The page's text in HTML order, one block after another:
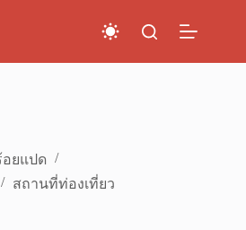
ยแปด
สถานที่ท่องเที่ยว